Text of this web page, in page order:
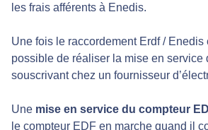
les frais afférents à Enedis.
Une fois le raccordement Erdf / Enedis
possible de réaliser la mise en service
souscrivant chez un fournisseur
Une mise en service du compteur
le compteur EDF en marche quand il